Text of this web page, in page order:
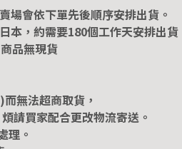
場會依下單先後順序安排出貨。
本，約需要180個工作天安排出貨
品無現貨
無法超商取貨，
請買家配合更改物流寄送。
理。